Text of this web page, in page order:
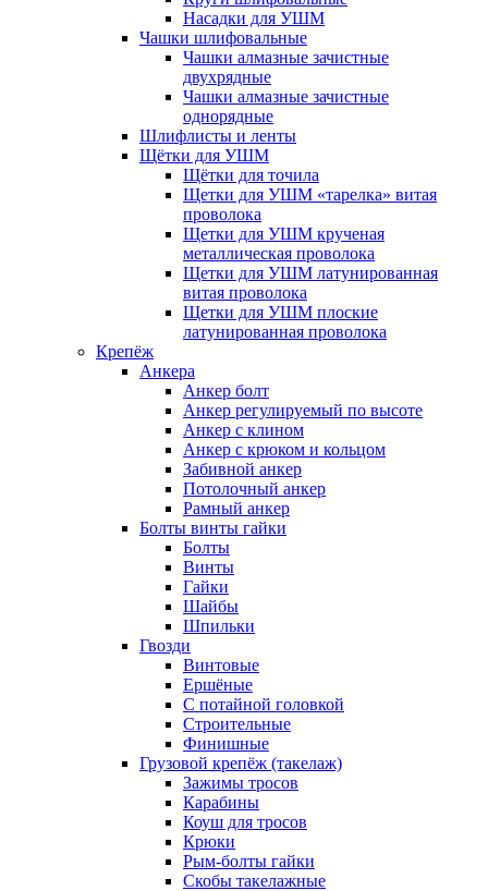
Насадки для УШМ
Чашки шлифовальные
Чашки алмазные зачистные
двухрядные
Чашки алмазные зачистные
однорядные
Шлифлисты и ленты
Щётки для УШМ
Щётки для точила
Щетки для УШМ «тарелка» витая
проволока
Щетки для УШМ крученая
металлическая проволока
Щетки для УШМ латунированная
витая проволока
Щетки для УШМ плоские
латунированная проволока
Крепёж
Анкера
Анкер болт
Анкер регулируемый по высоте
Анкер с клином
Анкер с крюком и кольцом
Забивной анкер
Потолочный анкер
Рамный анкер
Болты винты гайки
Болты
Винты
Гайки
Шайбы
Шпильки
Гвозди
Винтовые
Ершёные
С потайной головкой
Строительные
Финишные
Грузовой крепёж (такелаж)
Зажимы тросов
Карабины
Коуш для тросов
Крюки
Рым-болты гайки
Скобы такелажные